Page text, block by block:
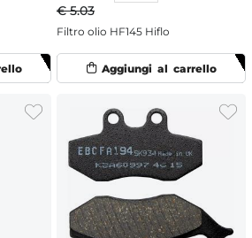
€ 5.03
Filtro olio HF145 Hiflo